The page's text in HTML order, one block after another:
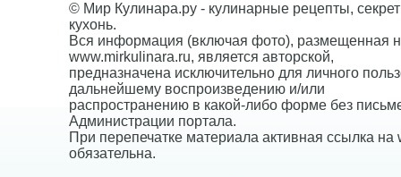
© Мир Кулинара.ру - кулинарные рецепты,
кухонь.
Вся информация (включая фото), размещенная
www.mirkulinara.ru, является авторской,
предназначена исключительно для личного
дальнейшему воспроизведению и/или
распространению в какой-либо форме без
Администрации портала.
При перепечатке материала активная ссылка на
обязательна.